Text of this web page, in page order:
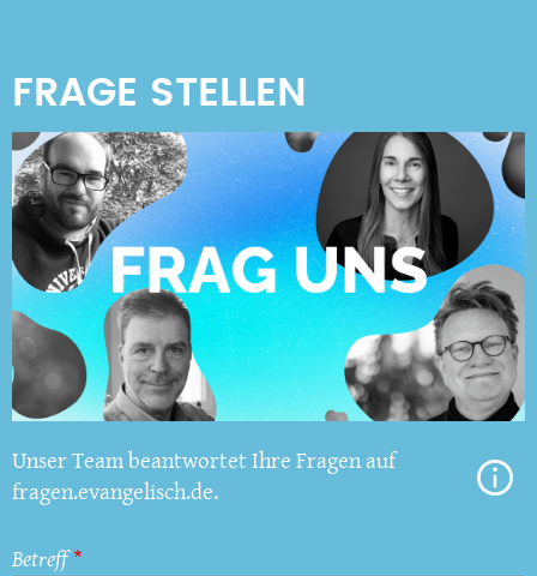
Unser Team beantwortet Ihre Fragen auf
fragen.evangelisch.de.
Betreff